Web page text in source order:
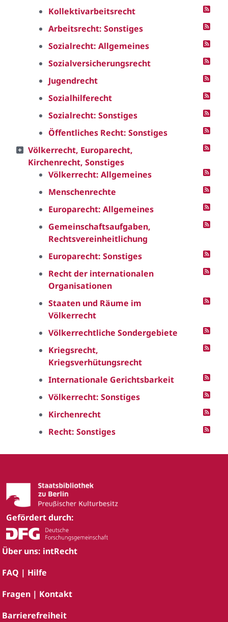
Kollektivarbeitsrecht
Arbeitsrecht: Sonstiges
Sozialrecht: Allgemeines
Sozialversicherungsrecht
Jugendrecht
Sozialhilferecht
Sozialrecht: Sonstiges
Öffentliches Recht: Sonstiges
Völkerrecht, Europarecht,
Kirchenrecht, Sonstiges
Völkerrecht: Allgemeines
Menschenrechte
Europarecht: Allgemeines
Gemeinschaftsaufgaben,
Rechtsvereinheitlichung
Europarecht: Sonstiges
Recht der internationalen
Organisationen
Staaten und Räume im
Völkerrecht
Völkerrechtliche Sondergebiete
Kriegsrecht,
Kriegsverhütungsrecht
Internationale Gerichtsbarkeit
Völkerrecht: Sonstiges
Kirchenrecht
Recht: Sonstiges
Gefördert durch:
Über uns: intRecht
FAQ | Hilfe
Fragen | Kontakt
Barrierefreiheit